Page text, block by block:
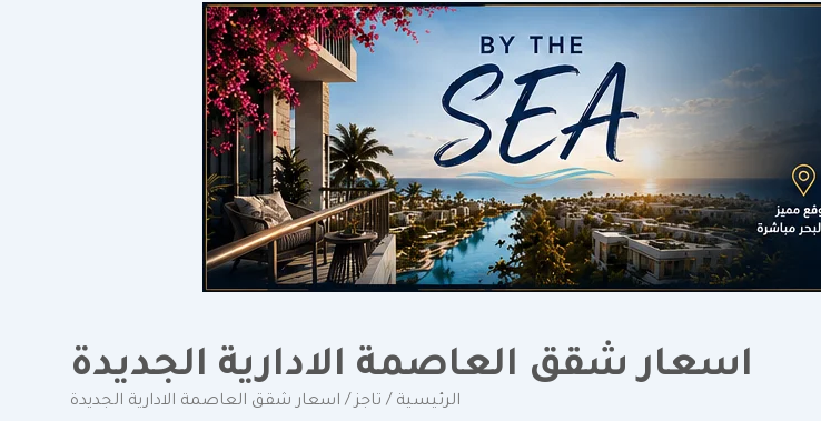
اسعار شقق العاصمة الادارية الجديدة
الرئيسية / تاجز / اسعار شقق العاصمة الادارية الجديدة